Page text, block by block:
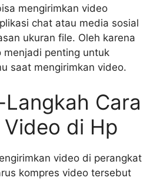
mengirimkan video
chat atau media sosial
ukuran file. Oleh karena
menjadi penting untuk
saat mengirimkan video.
Cara
Video di Hp
video di perangkat
kompres video tersebut